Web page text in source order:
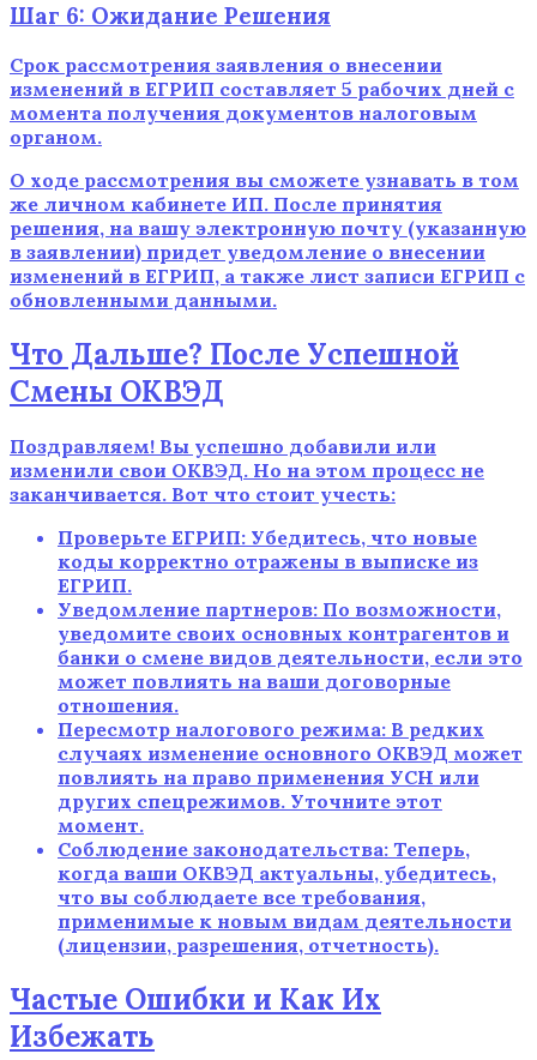
Шаг 6: Ожидание Решения
Срок рассмотрения заявления о внесении
изменений в ЕГРИП составляет 5 рабочих дней с
момента получения документов налоговым
органом.
О ходе рассмотрения вы сможете узнавать в том
же личном кабинете ИП. После принятия
решения, на вашу электронную почту (указанную
в заявлении) придет уведомление о внесении
изменений в ЕГРИП, а также лист записи ЕГРИП с
обновленными данными.
Что Дальше? После Успешной
Смены ОКВЭД
Поздравляем! Вы успешно добавили или
изменили свои ОКВЭД. Но на этом процесс не
заканчивается. Вот что стоит учесть:
Проверьте ЕГРИП: Убедитесь, что новые
коды корректно отражены в выписке из
ЕГРИП.
Уведомление партнеров: По возможности,
уведомите своих основных контрагентов и
банки о смене видов деятельности, если это
может повлиять на ваши договорные
отношения.
Пересмотр налогового режима: В редких
случаях изменение основного ОКВЭД может
повлиять на право применения УСН или
других спецрежимов. Уточните этот
момент.
Соблюдение законодательства: Теперь,
когда ваши ОКВЭД актуальны, убедитесь,
что вы соблюдаете все требования,
применимые к новым видам деятельности
(лицензии, разрешения, отчетность).
Частые Ошибки и Как Их
Избежать